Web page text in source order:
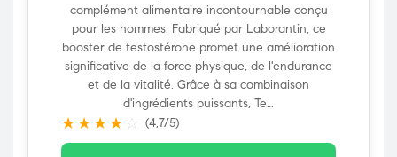
complément alimentaire incontournable conçu
pour les hommes. Fabriqué par Laborantin, ce
booster de testostérone promet une amélioration
significative de la force physique, de l'endurance
et de la vitalité. Grâce à sa combinaison
d'ingrédients puissants, Te…
★★★★ ☆ (4,7/5)